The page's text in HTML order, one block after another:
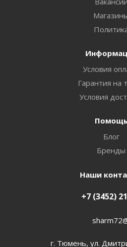
Условия
Гарантия на
Условия
Блог
Бренды
Наши
+7 (3452)
г. Тюмень, ул.